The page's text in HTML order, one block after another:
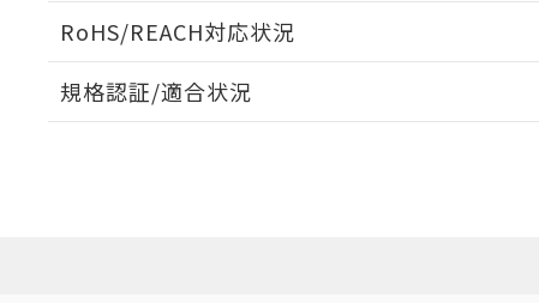
RoHS/REACH対応状況
EU RoHS 注意事項・凡例
規格認証/適合状況